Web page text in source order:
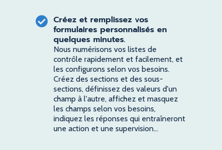
Créez et remplissez vos
formulaires personnalisés en
quelques minutes.
Nous numérisons vos listes de
contrôle rapidement et facilement, et
les configurons selon vos besoins.
Créez des sections et des sous-
sections, définissez des valeurs d'un
champ à l'autre, affichez et masquez
les champs selon vos besoins,
indiquez les réponses qui entraîneront
une action et une supervision...